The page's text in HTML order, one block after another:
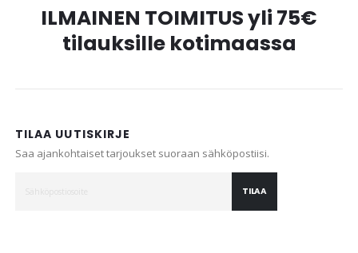
ILMAINEN TOIMITUS yli 75€
tilauksille kotimaassa
TILAA UUTISKIRJE
Saa ajankohtaiset tarjoukset suoraan sähköpostiisi.
TILAA